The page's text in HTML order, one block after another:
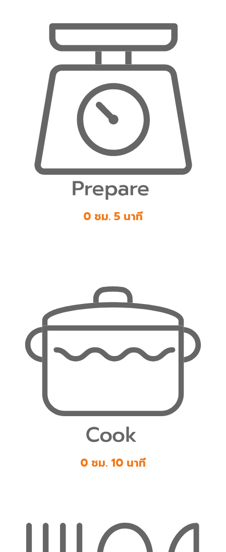
0 ชม. 5 นาที
0 ชม. 10 นาที